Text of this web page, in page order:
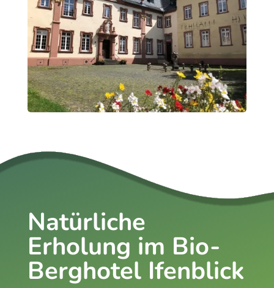
Natürliche
Erholung im Bio-
Berghotel Ifenblick